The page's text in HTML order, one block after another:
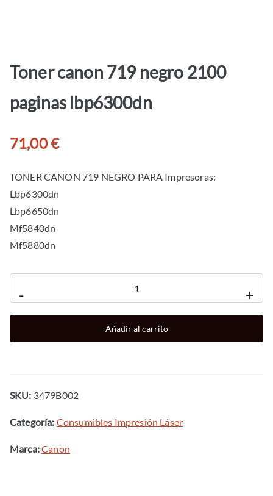
Toner canon 719 negro 2100
paginas lbp6300dn
71,00€
TONER CANON 719 NEGRO PARA Impresoras:
Lbp6300dn
Lbp6650dn
Mf5840dn
Mf5880dn
-
canon
719
cantidad
+
Añadir al carrito
SKU: 3479B002
Categoría: Consumibles Impresión Láser
Marca:Canon